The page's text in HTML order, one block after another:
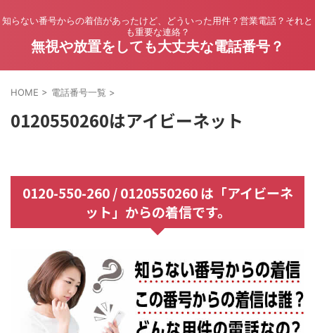
知らない番号からの着信があったけど、どういった用件？営業電話？それと
も重要な連絡？
無視や放置をしても大丈夫な電話番号？
HOME > 電話番号一覧 >
0120550260はアイビーネット
0120-550-260 / 0120550260 は「アイビーネ
ット」からの着信です。